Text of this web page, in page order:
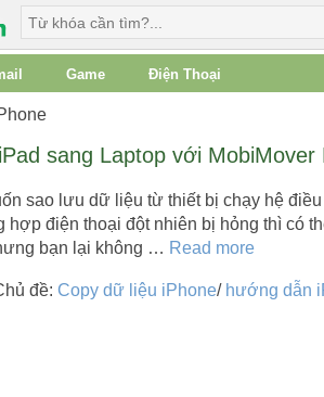
Game Điện Thoại
sang Laptop với MobiMover
sao lưu dữ liệu từ thiết bị chạy hệ
hợp điện thoại đột nhiên bị hỏng thì có
bạn lại không … Read more
đề: Copy dữ liệu iPhone/ hướng dẫn